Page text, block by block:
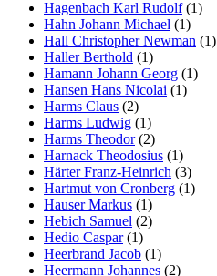
Hagenbach Karl Rudolf(1)
Hahn Johann Michael (1)
Hall Christopher Newman (1)
Haller Berthold (1)
Hamann Johann Georg (1)
Hansen Hans Nicolai (1)
Harms Claus (2)
Harms Ludwig (1)
Harms Theodor(2)
Harnack Theodosius (1)
Härter Franz-Heinrich (3)
Hartmut von Cronberg (1)
Hauser Markus (1)
Hebich Samuel (2)
Hedio Caspar(1)
Heerbrand Jacob (1)
Heermann Johannes (2)